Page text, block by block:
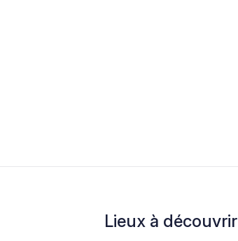
Lieux à découvrir